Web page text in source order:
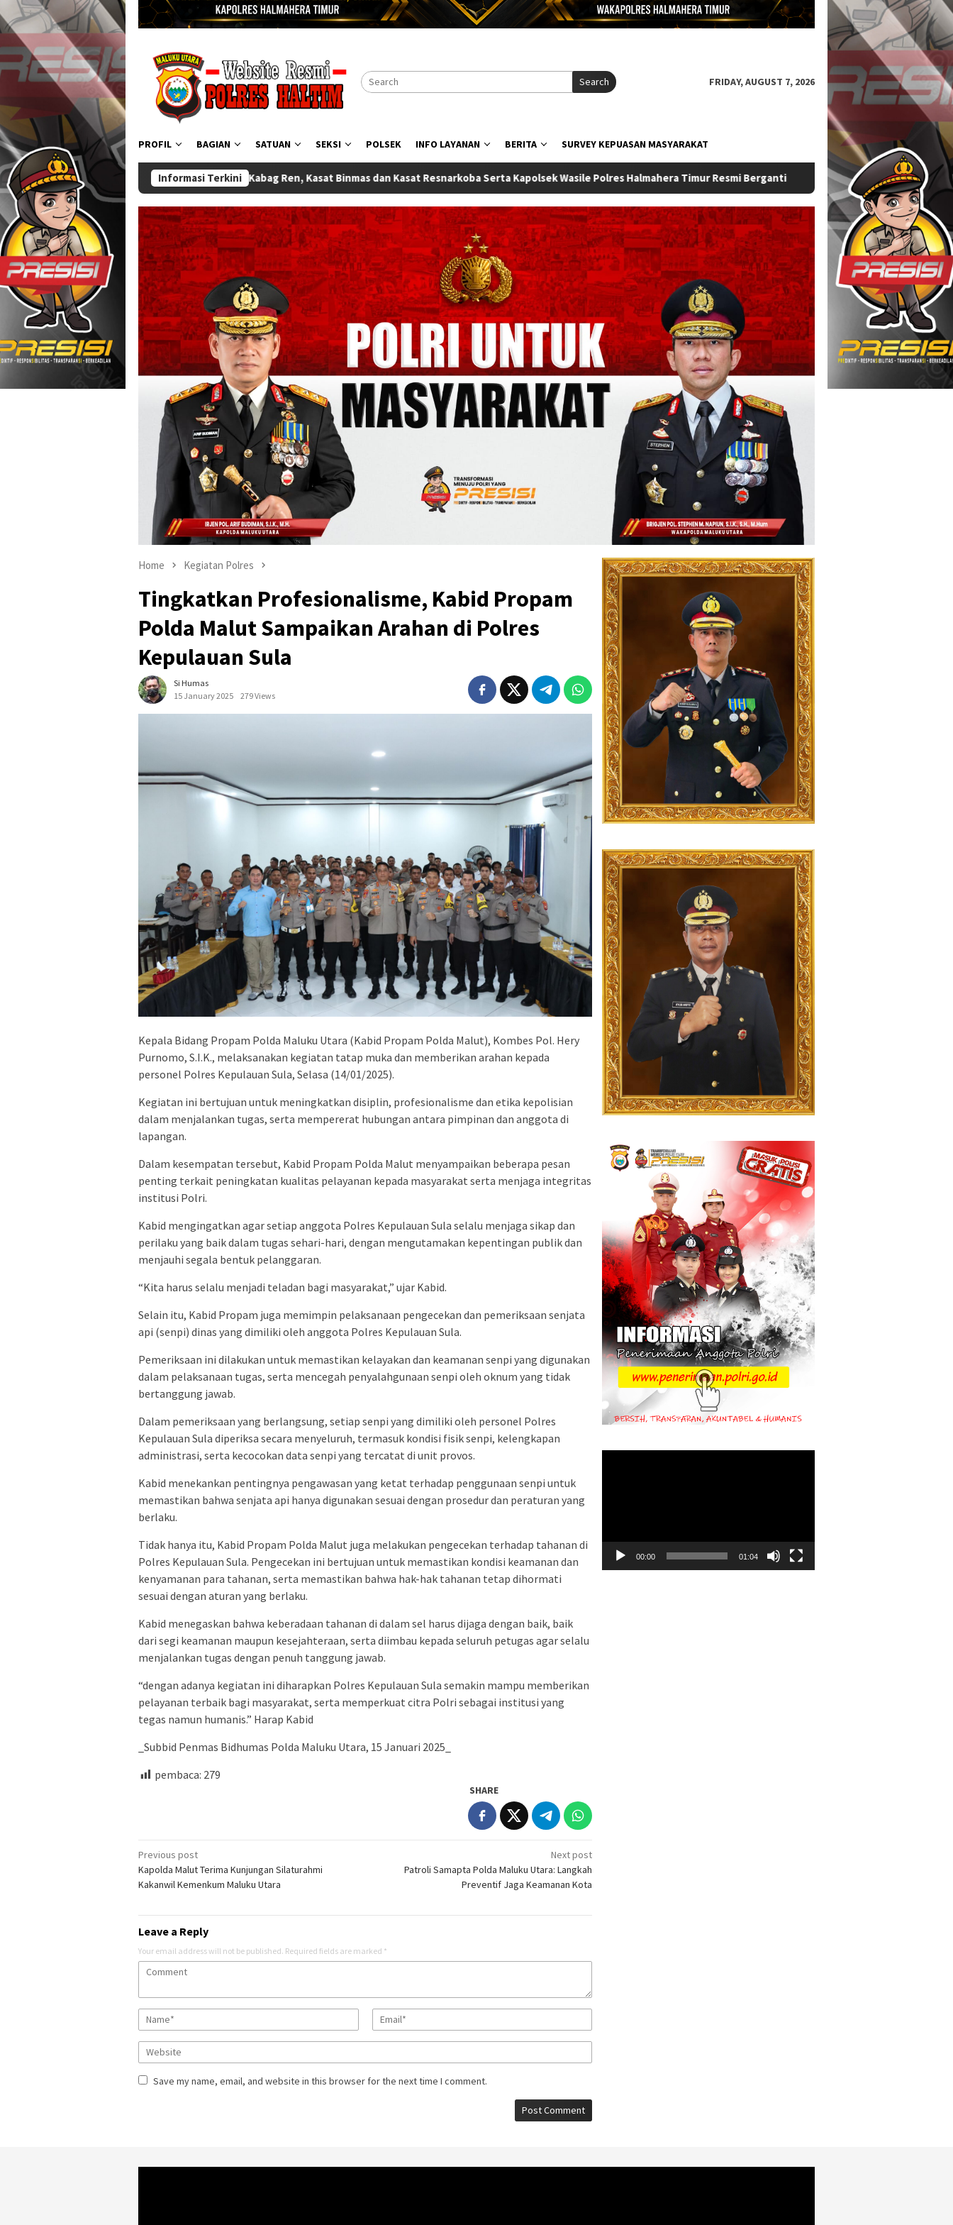
Search FRIDAY, AUGUST 7, 2026
PROFIL BAGIAN SATUAN SEKSI POLSEK INFO LAYANAN BERITA SURVEY KEPUASAN MASYARAKAT
Informasi Terkini
Ops, Kabag Ren, Kasat Binmas dan Kasat Resnarkoba Serta Kapolsek Wasile Polres Halmahera Timur Resmi Berganti Sat Samapta Polres Halmahera Timur Perkuat Kehadiran Polri
Home Kegiatan Polres
Tingkatkan Profesionalisme, Kabid Propam
Polda Malut Sampaikan Arahan di Polres
Kepulauan Sula
Si Humas
15 January 2025
279 Views
Kepala Bidang Propam Polda Maluku Utara (Kabid Propam Polda Malut), Kombes Pol. Hery
Purnomo, S.I.K., melaksanakan kegiatan tatap muka dan memberikan arahan kepada
personel Polres Kepulauan Sula, Selasa (14/01/2025).
Kegiatan ini bertujuan untuk meningkatkan disiplin, profesionalisme dan etika kepolisian
dalam menjalankan tugas, serta mempererat hubungan antara pimpinan dan anggota di
lapangan.
Dalam kesempatan tersebut, Kabid Propam Polda Malut menyampaikan beberapa pesan
penting terkait peningkatan kualitas pelayanan kepada masyarakat serta menjaga integritas
institusi Polri.
Kabid mengingatkan agar setiap anggota Polres Kepulauan Sula selalu menjaga sikap dan
perilaku yang baik dalam tugas sehari-hari, dengan mengutamakan kepentingan publik dan
menjauhi segala bentuk pelanggaran.
“Kita harus selalu menjadi teladan bagi masyarakat,” ujar Kabid.
Selain itu, Kabid Propam juga memimpin pelaksanaan pengecekan dan pemeriksaan senjata
api (senpi) dinas yang dimiliki oleh anggota Polres Kepulauan Sula.
Pemeriksaan ini dilakukan untuk memastikan kelayakan dan keamanan senpi yang digunakan
dalam pelaksanaan tugas, serta mencegah penyalahgunaan senpi oleh oknum yang tidak
bertanggung jawab.
Dalam pemeriksaan yang berlangsung, setiap senpi yang dimiliki oleh personel Polres
Kepulauan Sula diperiksa secara menyeluruh, termasuk kondisi fisik senpi, kelengkapan
administrasi, serta kecocokan data senpi yang tercatat di unit provos.
Kabid menekankan pentingnya pengawasan yang ketat terhadap penggunaan senpi untuk
memastikan bahwa senjata api hanya digunakan sesuai dengan prosedur dan peraturan yang
berlaku.
Tidak hanya itu, Kabid Propam Polda Malut juga melakukan pengecekan terhadap tahanan di
Polres Kepulauan Sula. Pengecekan ini bertujuan untuk memastikan kondisi keamanan dan
kenyamanan para tahanan, serta memastikan bahwa hak-hak tahanan tetap dihormati
sesuai dengan aturan yang berlaku.
Kabid menegaskan bahwa keberadaan tahanan di dalam sel harus dijaga dengan baik, baik
dari segi keamanan maupun kesejahteraan, serta diimbau kepada seluruh petugas agar selalu
menjalankan tugas dengan penuh tanggung jawab.
“dengan adanya kegiatan ini diharapkan Polres Kepulauan Sula semakin mampu memberikan
pelayanan terbaik bagi masyarakat, serta memperkuat citra Polri sebagai institusi yang
tegas namun humanis.” Harap Kabid
_Subbid Penmas Bidhumas Polda Maluku Utara, 15 Januari 2025_
pembaca: 279
SHARE
Post
navigation
Previous post
Kapolda Malut Terima Kunjungan Silaturahmi
Kakanwil Kemenkum Maluku Utara
Next post
Patroli Samapta Polda Maluku Utara: Langkah
Preventif Jaga Keamanan Kota
Leave a Reply
Your email address will not be published. Required fields are marked *
Save my name, email, and website in this browser for the next time I comment.
00:00 01:04